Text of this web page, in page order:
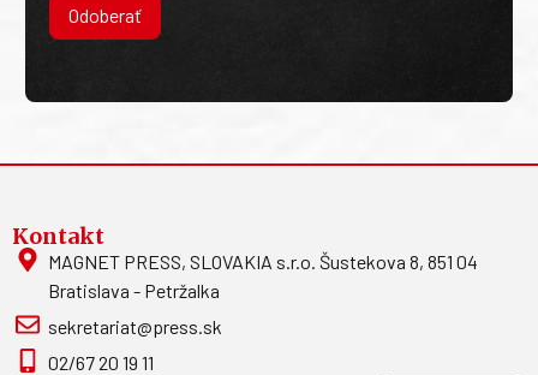
Odoberať
Kontakt
MAGNET PRESS, SLOVAKIA s.r.o. Šustekova 8, 851 04
Bratislava - Petržalka
sekretariat@press.sk
02/67 20 19 11